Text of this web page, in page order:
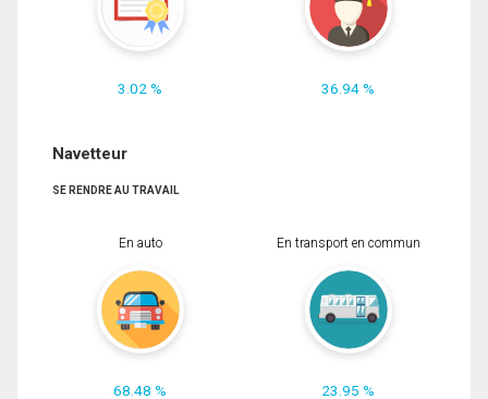
3.02 % 36.94 %
Navetteur
SE RENDRE AU TRAVAIL
En auto
68.48 %
En transport en commun
23.95 %